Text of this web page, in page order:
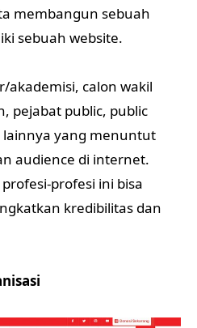
membangun sebuah
sebuah website.
akademisi, calon wakil
pejabat public, public
yang menuntut
audience di internet.
profesi ini bisa
kredibilitas dan